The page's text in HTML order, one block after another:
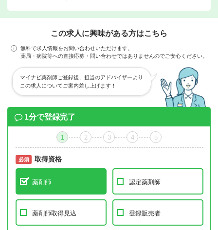
この求人に興味がある方はこちら
無料で求人情報をお問い合わせいただけます。
薬局・病院等への直接応募・問い合わせではありませんのでご安心ください。
マイナビ薬剤師ご登録後、担当のアドバイザーより
この求人についてご案内差し上げます！
1分で登録完了
1 2 3 4 5
必須 取得資格
薬剤師 認定薬剤師
薬剤師取得見込 登録販売者